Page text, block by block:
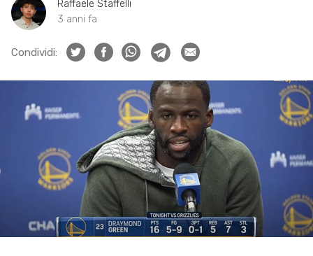
Raffaele Staffelli
3 anni fa
Condividi: